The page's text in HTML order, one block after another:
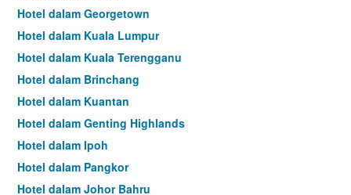
Hotel dalam Georgetown
Hotel dalam Kuala Lumpur
Hotel dalam Kuala Terengganu
Hotel dalam Brinchang
Hotel dalam Kuantan
Hotel dalam Genting Highlands
Hotel dalam Ipoh
Hotel dalam Pangkor
Hotel dalam Johor Bahru